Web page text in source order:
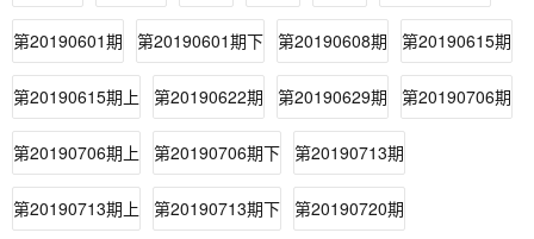
第20190601期 第20190601期下 第20190608期 第20190615期
第20190615期上 第20190622期 第20190629期 第20190706期
第20190706期上 第20190706期下 第20190713期
第20190713期上 第20190713期下 第20190720期